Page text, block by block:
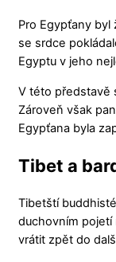
Pro Egypťany
se srdce
Egyptu v jeho
V této představě
Zároveň však
Egypťana byla
Tibet a
Tibetští
duchovním
vrátit zpět do